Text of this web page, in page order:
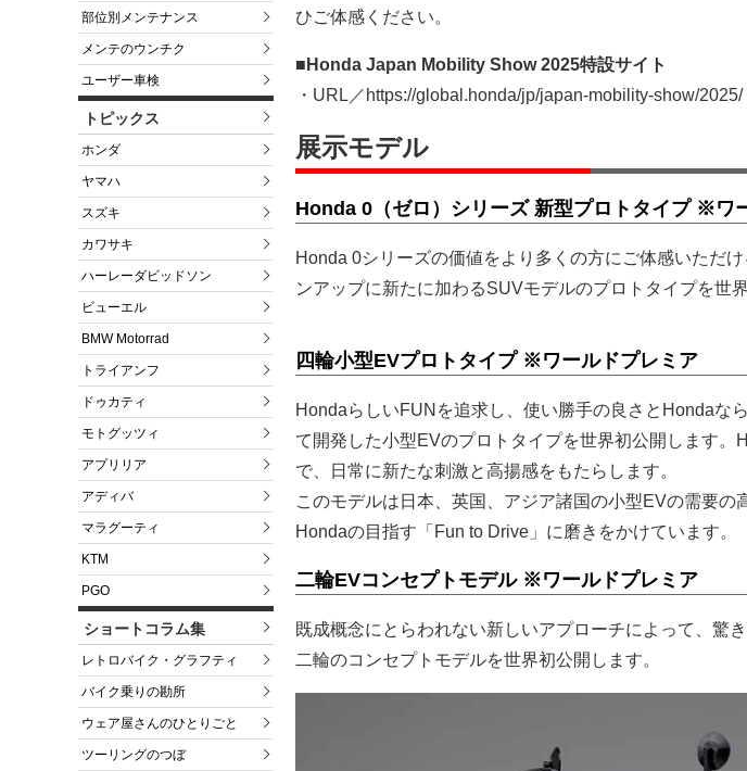
部位別メンテナンス
メンテのウンチク
ユーザー車検
トピックス
ホンダ
ヤマハ
スズキ
カワサキ
ハーレーダビッドソン
ビューエル
BMW Motorrad
トライアンフ
ドゥカティ
モトグッツィ
アプリリア
アディバ
マラグーティ
KTM
PGO
ショートコラム集
レトロバイク・グラフティ
バイク乗りの勘所
ウェア屋さんのひとりごと
ツーリングのつぼ
ひご体感ください。
■Honda Japan Mobility Show 2025特設サイト
・URL／https://global.honda/jp/japan-mobility-show/2025/
展示モデル
Honda 0（ゼロ）シリーズ 新型プロトタイプ ※ワ
Honda 0シリーズの価値をより多くの方にご体感いただ
ンアップに新たに加わるSUVモデルのプロトタイプを世
四輪小型EVプロトタイプ ※ワールドプレミア
HondaらしいFUNを追求し、使い勝手の良さとHondaな
て開発した小型EVのプロトタイプを世界初公開します。
で、日常に新たな刺激と高揚感をもたらします。
このモデルは日本、英国、アジア諸国の小型EVの需要の
Hondaの目指す「Fun to Drive」に磨きをかけています。
二輪EVコンセプトモデル ※ワールドプレミア
既成概念にとらわれない新しいアプローチによって、驚
二輪のコンセプトモデルを世界初公開します。